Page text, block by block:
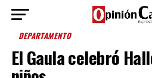
DEPARTAMENTO
El Gaula celebró